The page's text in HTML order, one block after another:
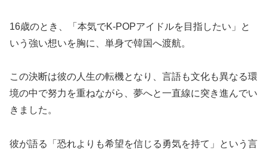
16歳のとき、「本気でK-POPアイドルを目指したい」と
いう強い想いを胸に、単身で韓国へ渡航。
この決断は彼の人生の転機となり、言語も文化も異なる環
境の中で努力を重ねながら、夢へと一直線に突き進んでい
きました。
彼が語る「恐れよりも希望を信じる勇気を持て」という言